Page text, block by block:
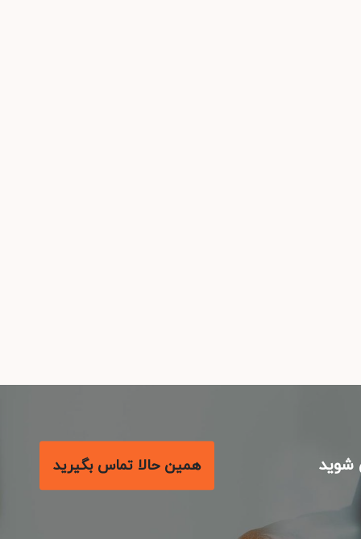
همین حالا تماس بگیرید